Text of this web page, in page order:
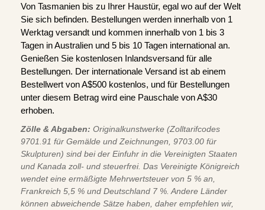
Von Tasmanien bis zu Ihrer Haustür, egal wo auf der Welt
Sie sich befinden. Bestellungen werden innerhalb von 1
Werktag versandt und kommen innerhalb von 1 bis 3
Tagen in Australien und 5 bis 10 Tagen international an.
Genießen Sie kostenlosen Inlandsversand für alle
Bestellungen. Der internationale Versand ist ab einem
Bestellwert von A$500 kostenlos, und für Bestellungen
unter diesem Betrag wird eine Pauschale von A$30
erhoben.
Zölle & Abgaben: Originalkunstwerke (Zolltarifcodes
9701.91 für Gemälde und Zeichnungen, 9703.00 für
Skulpturen) sind bei der Einfuhr in die Vereinigten Staaten
und Kanada zoll- und steuerfrei. Das Vereinigte Königreich
wendet eine ermäßigte Mehrwertsteuer von 5 % an,
Frankreich 5,5 % und Deutschland 7 %. Andere Länder
können abweichende Sätze haben, daher empfehlen wir,